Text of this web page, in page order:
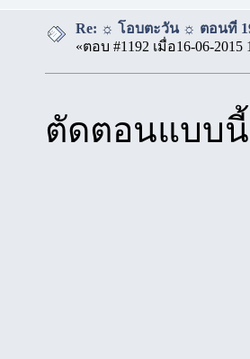
Re: ☼ โอบตะวัน ☼ ตอนที่ 19
«ตอบ #1192 เมื่อ16-06-2015
ตัดตอนแบบ